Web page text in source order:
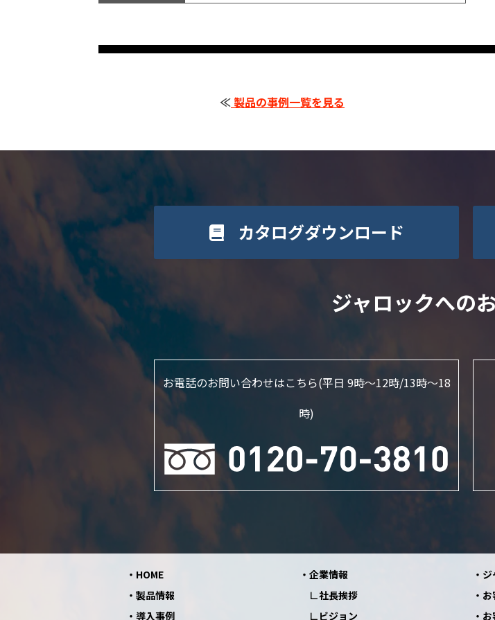
≪ 製品の事例一覧を見る
カタログダウンロード
ジャロックへの
お電話のお問い合わせはこちら(平日 9時～12時/13時〜18
時)
HOME
製品情報
導入事例
企業情報
社長挨拶
ビジョン
ジ
お